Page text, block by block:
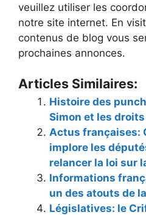
veuillez utiliser les
notre site internet. En
contenus de blog vous
prochaines annonces.
Articles Similaires:
Histoire des
Simon et les
Actus françaises:
implore les
relancer la loi sur
Informations
un des atouts de la
Législatives: le